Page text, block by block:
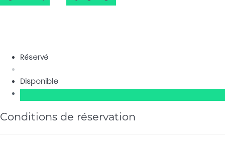
Réservé
Disponible
Conditions de réservation